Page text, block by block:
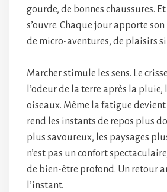
gourde, de bonnes chaussures.
s’ouvre. Chaque jour apporte
de micro-aventures, de plaisirs
Marcher stimule les sens. Le
l’odeur de la terre après la pluie,
oiseaux. Même la fatigue devient
rend les instants de repos plus
plus savoureux, les paysages
n’est pas un confort
de bien-être profond. Un retour
l’instant.